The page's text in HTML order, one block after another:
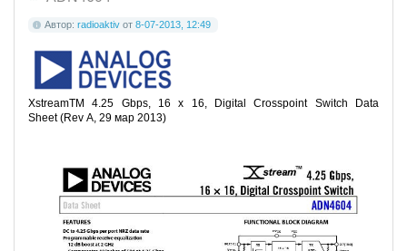
Автор: radioaktiv от 8-07-2013, 12:49
XstreamTM 4.25 Gbps, 16 x 16, Digital Crosspoint Switch Data
Sheet (Rev A, 29 мар 2013)